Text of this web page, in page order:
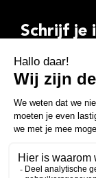
Schrijf je
E-
mailadres
Inschrijven
FacebookInstagram